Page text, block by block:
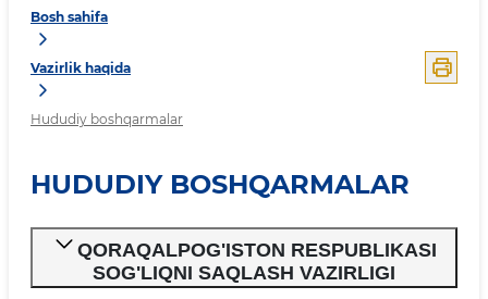
Bosh sahifa
Vazirlik haqida
Hududiy boshqarmalar
HUDUDIY BOSHQARMALAR
QORAQALPOG'ISTON RESPUBLIKASI
SOG'LIQNI SAQLASH VAZIRLIGI